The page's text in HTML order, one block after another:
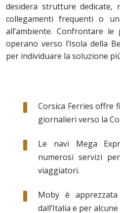
desidera strutture dedicate,
collegamenti frequenti o
all’ambiente. Confrontare
operano verso l’Isola della
per individuare la soluzione
Corsica Ferries offre
giornalieri verso la
Le navi Mega
numerosi servizi
viaggiatori.
Moby è
dall’Italia e per